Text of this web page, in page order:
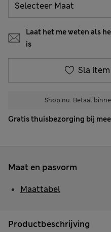
Laat het me weten als
is
Sla
Shop nu. Betaal
Gratis thuisbezorging bij
Productbeschrijving
Maat en pasvorm
Maattabel